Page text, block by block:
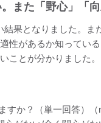
また「野心」「
果となりました。
性があるか知ってい
ことが分かりました。
か？（単一回答）（